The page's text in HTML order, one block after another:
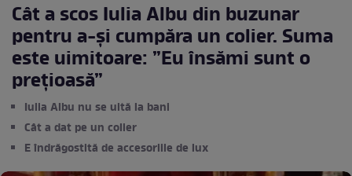
Cât a scos Iulia Albu din buzunar
pentru a-și cumpăra un colier. Suma
este uimitoare: ”Eu însămi sunt o
prețioasă”
Iulia Albu nu se uită la bani
Cât a dat pe un colier
E îndrăgostită de accesoriile de lux